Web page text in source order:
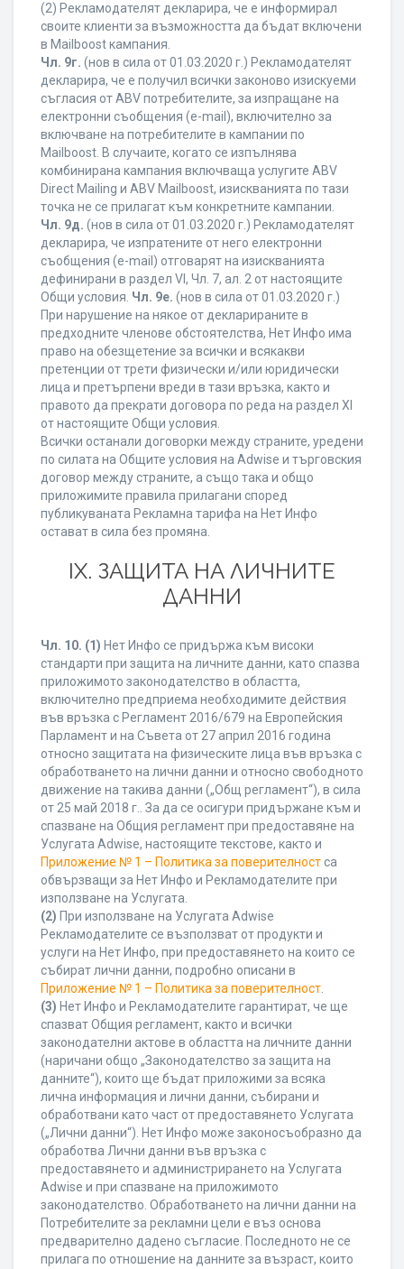
(2) Рекламодателят декларира, че е информирал
своите клиенти за възможността да бъдат включени
в Mailboost кампания.
Чл. 9г. (нов в сила от 01.03.2020 г.) Рекламодателят
декларира, че е получил всички законово изискуеми
съгласия от ABV потребителите, за изпращане на
електронни съобщения (e-mail), включително за
включване на потребителите в кампании по
Mailboost. В случаите, когато се изпълнява
комбинирана кампания включваща услугите ABV
Direct Mailing и ABV Mailboost, изискванията по тази
точка не се прилагат към конкретните кампании.
Чл. 9д. (нов в сила от 01.03.2020 г.) Рекламодателят
декларира, че изпратените от него електронни
съобщения (e-mail) отговарят на изискванията
дефинирани в раздел VI, Чл. 7, ал. 2 от настоящите
Общи условия. Чл. 9е. (нов в сила от 01.03.2020 г.)
При нарушение на някое от декларираните в
предходните членове обстоятелства, Нет Инфо има
право на обезщетение за всички и всякакви
претенции от трети физически и/или юридически
лица и претърпени вреди в тази връзка, както и
правото да прекрати договора по реда на раздел XI
от настоящите Общи условия.
Всички останали договорки между страните, уредени
по силата на Общите условия на Adwise и търговския
договор между страните, а също така и общо
приложимите правила прилагани според
публикуваната Рекламна тарифа на Нет Инфо
остават в сила без промяна.
IХ. ЗАЩИТА НА ЛИЧНИТЕ
ДАННИ
Чл. 10. (1) Нет Инфо се придържа към високи
стандарти при защита на личните данни, като спазва
приложимото законодателство в областта,
включително предприема необходимите действия
във връзка с Регламент 2016/679 на Европейския
Парламент и на Съвета от 27 април 2016 година
относно защитата на физическите лица във връзка с
обработването на лични данни и относно свободното
движение на такива данни („Общ регламент“), в сила
от 25 май 2018 г.. За да се осигури придържане към и
спазване на Общия регламент при предоставяне на
Услугата Adwise, настоящите текстове, както и
Приложение № 1 – Политика за поверителностса
обвързващи за Нет Инфо и Рекламодателите при
използване на Услугата.
(2) При използване на Услугата Adwise
Рекламодателите се възползват от продукти и
услуги на Нет Инфо, при предоставянето на които се
събират лични данни, подробно описани в
Приложение № 1 – Политика за поверителност
(3) Нет Инфо и Рекламодателите гарантират, че ще
спазват Общия регламент, както и всички
законодателни актове в областта на личните данни
(наричани общо „Законодателство за защита на
данните“), които ще бъдат приложими за всяка
лична информация и лични данни, събирани и
обработвани като част от предоставянето Услугата
(„Лични данни“). Нет Инфо може законосъобразно да
обработва Лични данни във връзка с
предоставянето и администрирането на Услугата
Adwise и при спазване на приложимото
законодателство. Обработването на лични данни на
Потребителите за рекламни цели е въз основа
предварително дадено съгласие. Последното не се
прилага по отношение на данните за възраст, които